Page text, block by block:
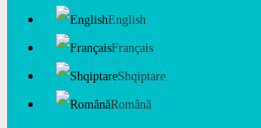
English
Français
Shqiptare
Română